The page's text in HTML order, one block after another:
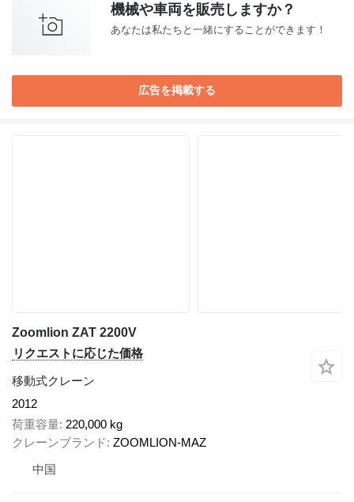
機械や車両を販売しますか？
あなたは私たちと一緒にすることができます！
広告を掲載する
Zoomlion ZAT 2200V
リクエストに応じた価格
移動式クレーン
2012
荷重容量 220,000 kg
クレーンブランド ZOOMLION-MAZ
中国